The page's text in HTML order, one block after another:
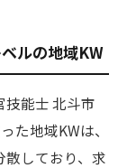
ルの地域KW
技能士 北斗市
地域KWは、
散しており、求